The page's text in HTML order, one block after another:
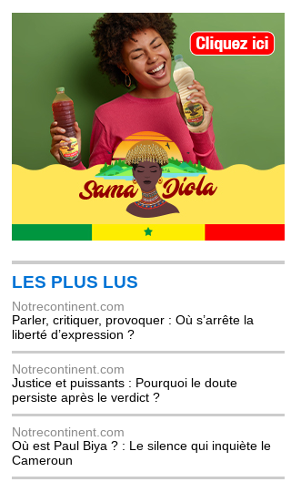
LES PLUS LUS
Notrecontinent.com
Parler, critiquer, provoquer : Où s’arrête la
liberté d’expression ?
Notrecontinent.com
Justice et puissants : Pourquoi le doute
persiste après le verdict ?
Notrecontinent.com
Où est Paul Biya ? : Le silence qui inquiète le
Cameroun